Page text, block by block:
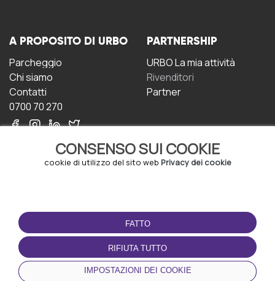
CONSENSO SUI COOKIE
cookie di utilizzo del sito web Privacy dei cookie
FATTO
RIFIUTA TUTTO
IMPOSTAZIONI DEI COOKIE
A PROPOSITO DI URBO
Parcheggio
Chi siamo
Contatti
0700 70 270
PARTNERSHIP
URBO La mia attività
Rivenditori
Partner
CONDIZIONI D'USO
Termini e Condizioni
Politica sulla riservatezza
Gestione dei Cookie
SCARICA L'APP